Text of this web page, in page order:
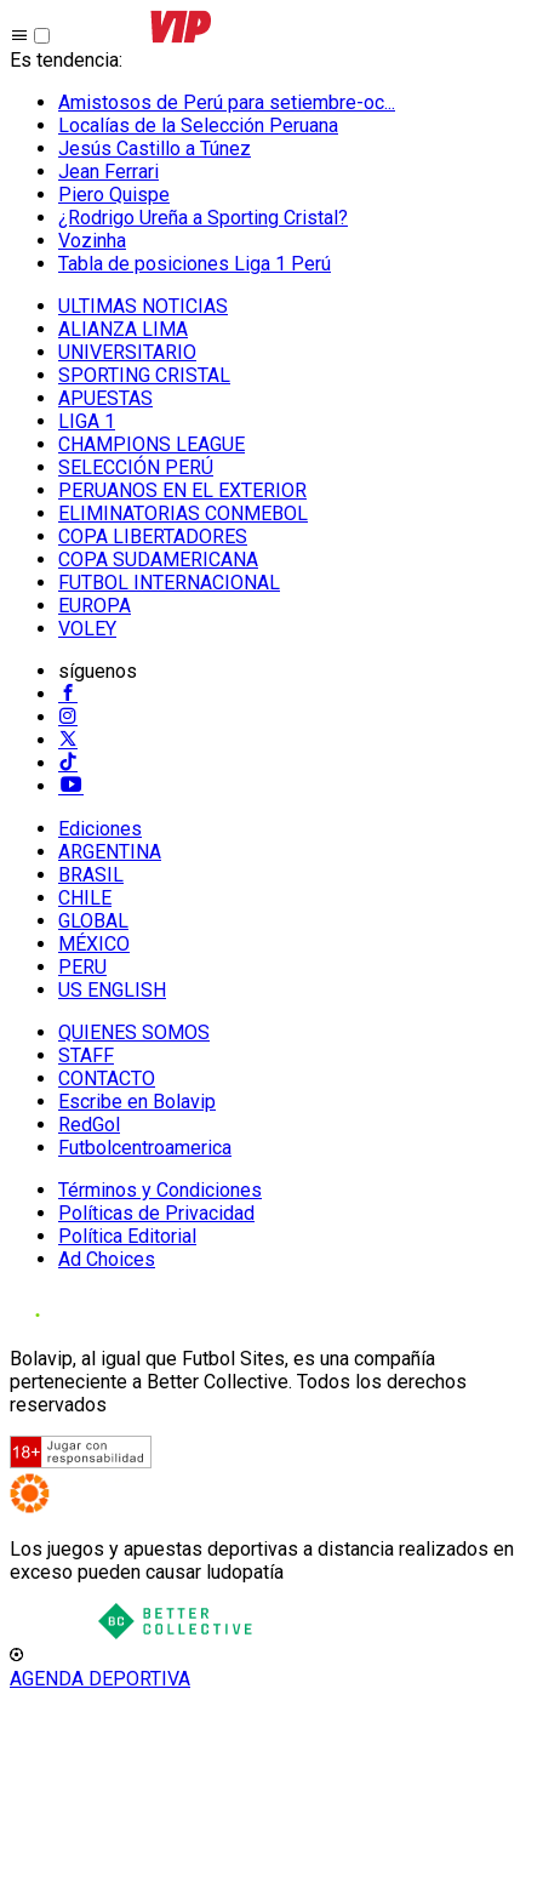
Es tendencia:
Amistosos de Perú para setiembre-oc...
Localías de la Selección Peruana
Jesús Castillo a Túnez
Jean Ferrari
Piero Quispe
¿Rodrigo Ureña a Sporting Cristal?
Vozinha
Tabla de posiciones Liga 1 Perú
ULTIMAS NOTICIAS
ALIANZA LIMA
UNIVERSITARIO
SPORTING CRISTAL
APUESTAS
LIGA 1
CHAMPIONS LEAGUE
SELECCIÓN PERÚ
PERUANOS EN EL EXTERIOR
ELIMINATORIAS CONMEBOL
COPA LIBERTADORES
COPA SUDAMERICANA
FUTBOL INTERNACIONAL
EUROPA
VOLEY
síguenos
Ediciones
ARGENTINA
BRASIL
CHILE
GLOBAL
MÉXICO
PERU
US ENGLISH
QUIENES SOMOS
STAFF
CONTACTO
Escribe en Bolavip
RedGol
Futbolcentroamerica
Términos y Condiciones
Políticas de Privacidad
Política Editorial
Ad Choices
Bolavip, al igual que Futbol Sites, es una compañía
perteneciente a Better Collective. Todos los derechos
reservados
Los juegos y apuestas deportivas a distancia realizados en
exceso pueden causar ludopatía
AGENDA DEPORTIVA